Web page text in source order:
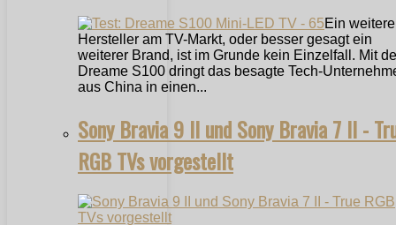
Ein
Hersteller am TV-Markt, oder besser gesagt ein
weiterer Brand, ist im Grunde kein Einzelfall. Mit
Dreame S100 dringt das besagte Tech-
aus China in einen...
Sony Bravia 9 II und Sony Bravia 7 II -
RGB TVs vorgestellt